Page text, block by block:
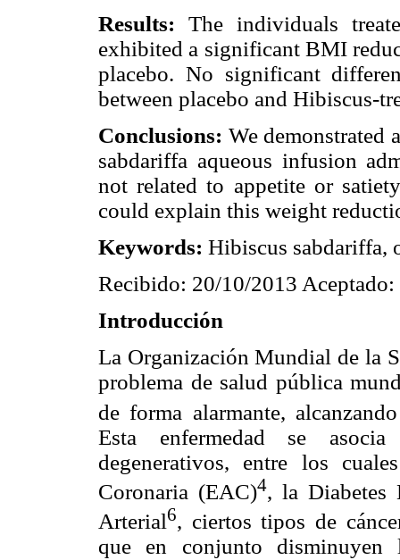
Results:The individuals
exhibited a significant BMI
placebo. No significant
between placebo and Hibiscus-
Conclusions: We
sabdariffa aqueous infusion
not related to appetite or
could explain this weight
Keywords: Hibiscus sabdariffa,
Recibido: 20/10/2013
Introducción
La Organización Mundial de la
problema de salud pública
de forma alarmante,
Esta enfermedad se
degenerativos, entre los
Coronaria (EAC)4, la
Arterial6, ciertos tipos de
que en conjunto